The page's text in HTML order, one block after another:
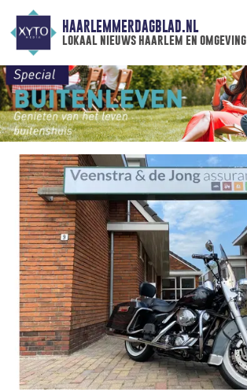
HAARLEMMERDAGBLAD.NL
lokaal nieuws haarlem en omgeving